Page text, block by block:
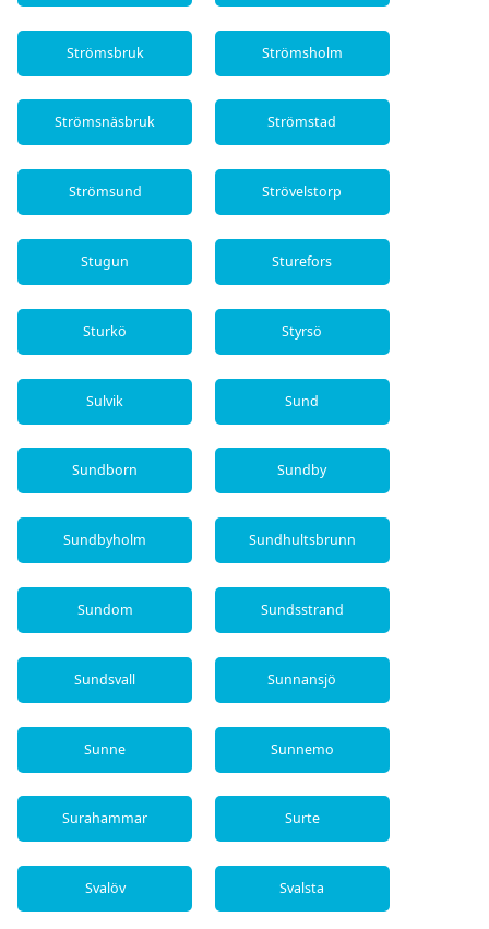
Strömsbruk Strömsholm
Strömsnäsbruk Strömstad
Strömsund Strövelstorp
Stugun Sturefors
Sturkö Styrsö
Sulvik Sund
Sundborn Sundby
Sundbyholm Sundhultsbrunn
Sundom Sundsstrand
Sundsvall Sunnansjö
Sunne Sunnemo
Surahammar Surte
Svalöv Svalsta